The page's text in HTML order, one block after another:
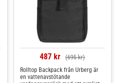
487 kr (695 kr)
Rolltop Backpack från Urberg är
en vattenavstötande